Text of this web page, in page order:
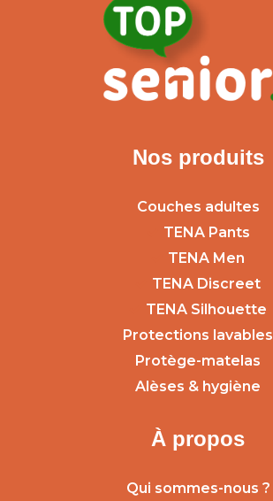
Nos produits
Couches adultes
TENA Pants
TENA Men
TENA Discreet
TENA Silhouette
Protections lavables
Protège-matelas
Alèses & hygiène
À propos
Qui sommes-nous ?